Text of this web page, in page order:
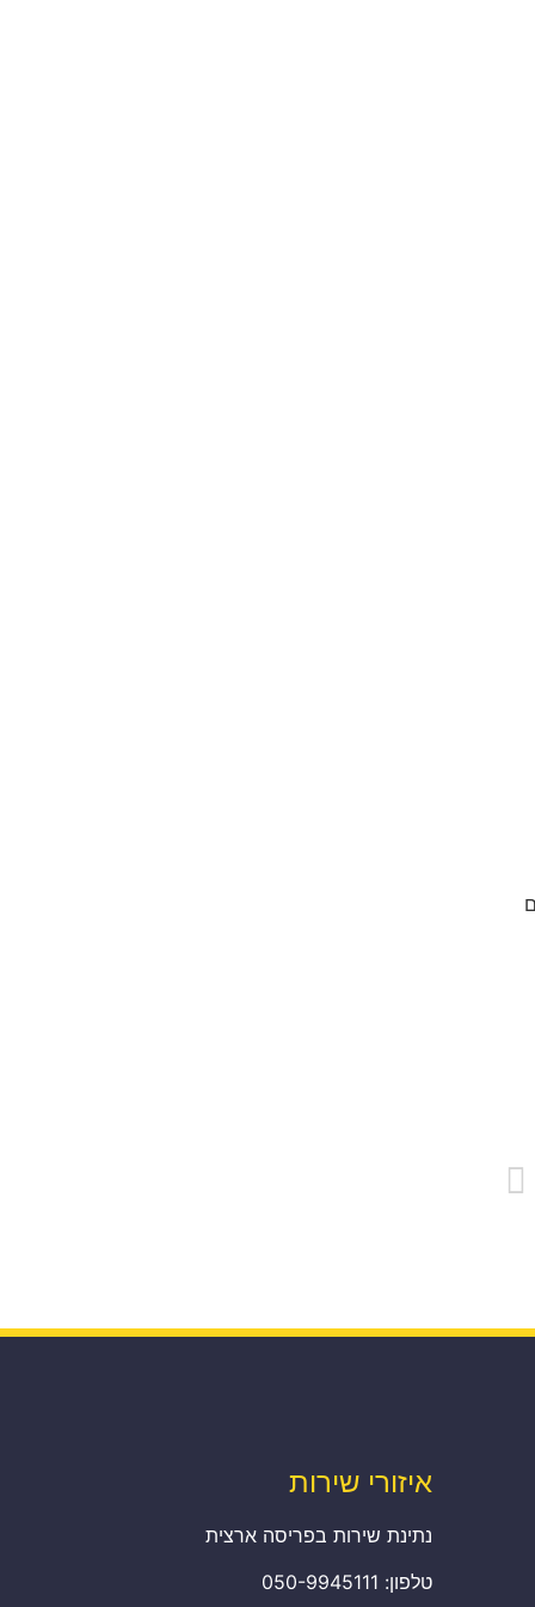
איזורי שירות
נתינת שירות בפריסה ארצית
טלפון: 050-9945111